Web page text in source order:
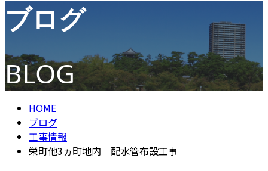
ENTRY
CONTACT
ブログ
BLOG
HOME
ブログ
工事情報
栄町他3ヵ町地内 配水管布設工事